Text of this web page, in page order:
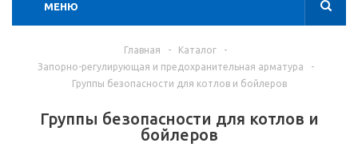
МЕНЮ
Главная - Каталог
-
Запорно-регулирующая и предохранительная арматура
-
Группы безопасности для котлов и бойлеров
Группы безопасности для котлов и
бойлеров